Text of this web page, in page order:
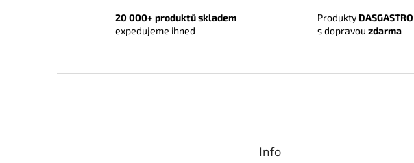
20 000+ produktů skladem
expedujeme ihned
Produkty DASGASTRO
s dopravou zdarma
Info